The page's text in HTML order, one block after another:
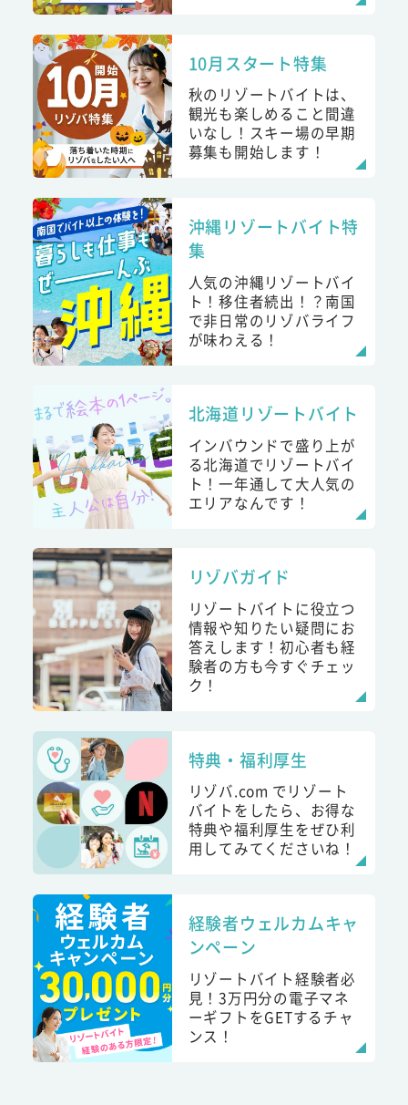
10月スタート特集
秋のリゾートバイトは、
観光も楽しめること間違
いなし！スキー場の早期
募集も開始します！
沖縄リゾートバイト特
集
人気の沖縄リゾートバイ
ト！移住者続出！？南国
で非日常のリゾバライフ
が味わえる！
北海道リゾートバイト
インバウンドで盛り上が
る北海道でリゾートバイ
ト！一年通して大人気の
エリアなんです！
リゾバガイド
リゾートバイトに役立つ
情報や知りたい疑問にお
答えします！初心者も経
験者の方も今すぐチェッ
ク！
特典・福利厚生
リゾバ.com でリゾート
バイトをしたら、お得な
特典や福利厚生をぜひ利
用してみてくださいね！
経験者ウェルカムキャ
ンペーン
リゾートバイト経験者必
見！3万円分の電子マネ
ーギフトをGETするチャ
ンス！